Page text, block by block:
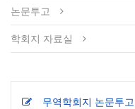
논문투고
학회지 자료실
무역학회지 논문투고